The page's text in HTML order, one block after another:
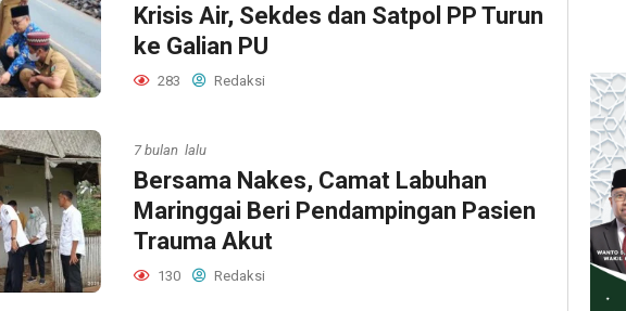
Krisis Air, Sekdes dan Satpol PP Turun
ke Galian PU
283 Redaksi
7 bulan lalu
Bersama Nakes, Camat Labuhan
Maringgai Beri Pendampingan Pasien
Trauma Akut
130 Redaksi